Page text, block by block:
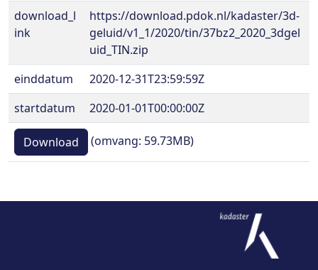
download_l
ink
https://download.pdok.nl/kadaster/3d-
geluid/v1_1/2020/tin/37bz2_2020_3dgel
uid_TIN.zip
einddatum
2020-12-31T23:59:59Z
startdatum
2020-01-01T00:00:00Z
Download (omvang: 59.73MB)